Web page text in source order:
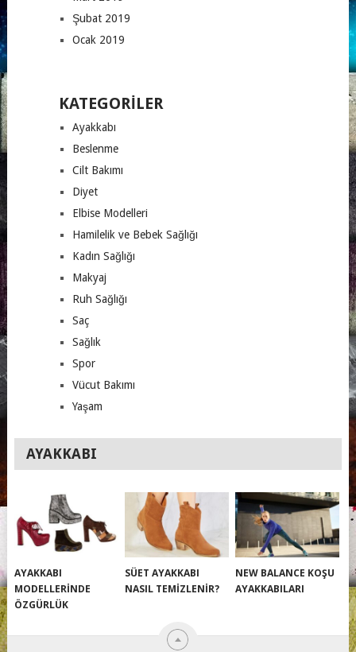
Şubat 2019
Ocak 2019
KATEGORILER
Ayakkabı
Beslenme
Cilt Bakımı
Diyet
Elbise Modelleri
Hamilelik ve Bebek Sağlığı
Kadın Sağlığı
Makyaj
Ruh Sağlığı
Saç
Sağlık
Spor
Vücut Bakımı
Yaşam
AYAKKABI
AYAKKABI
MODELLERINDE
ÖZGÜRLÜK
SÜET AYAKKABI
NASIL TEMIZLENIR?
NEW BALANCE KOŞU
AYAKKABILARI